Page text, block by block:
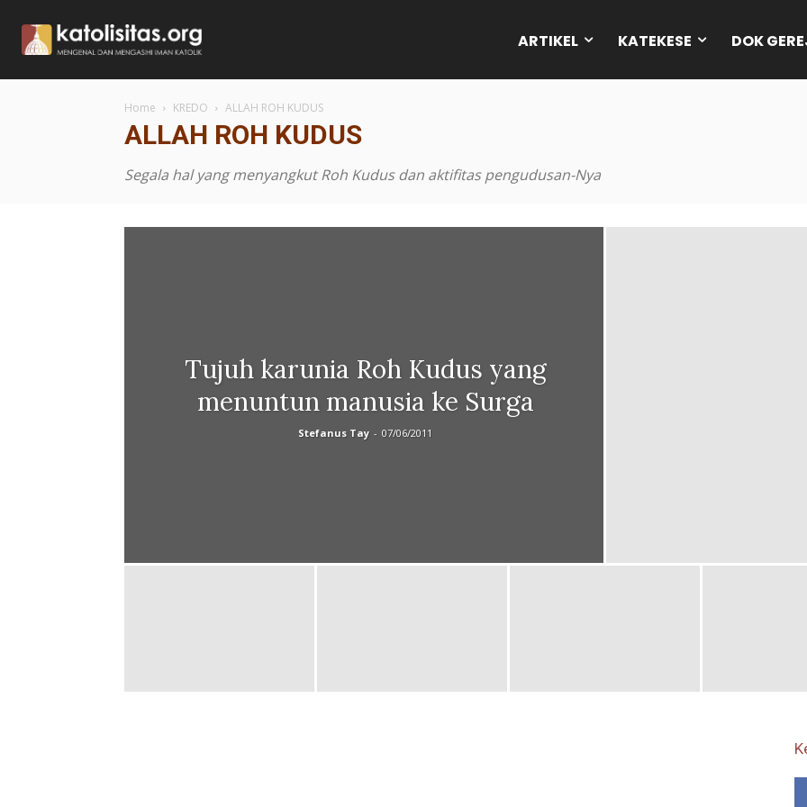
ARTIKEL KATEKESE DOK
Home KREDO ALLAH ROH KUDUS
ALLAH ROH KUDUS
Segala hal yang menyangkut Roh Kudus dan aktifitas pengudusan-Nya
Tujuh karunia Roh Kudus yang
menuntun manusia ke Surga
Stefanus Tay - 07/06/2011